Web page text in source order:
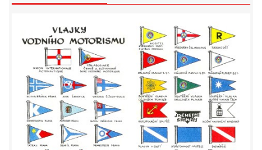
UŽITEČNÉ ODKAZY
KONTAKTY
VSTUP PRO ČLENY